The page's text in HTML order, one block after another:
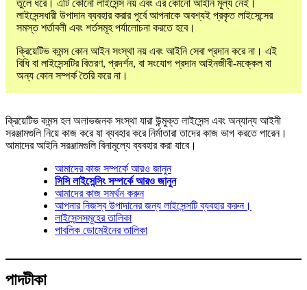
তুলে ধরে। এটি কোনো লাইসেন্স নয় এবং এর কোনো আইনি মূল্য নেই।
লাইসেন্সধারী উপাদান ব্যবহার করার পূর্বে আপনাকে অবশ্যই প্রকৃত লাইসেন্সের
সমস্ত শর্তাবলী এবং শর্তসমূহ পর্যালোচনা করতে হবে।
ক্রিয়েটিভ কমন্স কোন আইন সংস্থা নয় এবং আইনি সেবা প্রদান করে না। এই
বিধি বা লাইসেন্সটির বিতরণ, প্রদর্শন, বা সংযোগ প্রদান আইনজীবী-মক্কেল বা
অন্য কোন সম্পর্ক তৈরি করে না।
ক্রিয়েটিভ কমন্স হল অলাভজনক সংস্থা যারা উন্মুক্ত লাইসেন্স এবং অন্যান্য আইনী
সরঞ্জামগুলি নিয়ে কাজ করে যা ব্যবহার করে নির্মাতারা তাদের কাজ ভাগ করতে পারেন।
আমাদের আইনি সরঞ্জামগুলি বিনামূল্যে ব্যবহার করা যাবে।
আমাদের কাজ সম্পর্কে আরও জানুন
সিসি লাইসেন্সিং সম্পর্কে আরও জানুন
আমাদের কাজ সমর্থন করুন
আপনার নিজস্ব উপাদানের জন্য লাইসেন্সটি ব্যবহার করুন।
লাইসেন্সসমূহের তালিকা
পাবলিক ডোমেইনের তালিকা
পাদটীকা